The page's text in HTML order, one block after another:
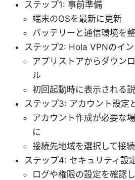
ステップ1: 事前準備
端末のOSを最新に更新
バッテリーと通信環境を
ステップ2: Hola VPNのイ
アプリストアからダウン
ル
初回起動時に表示される
ステップ3: アカウント設定
アカウント作成が必要な
に
接続先地域を選択して接続
ステップ4: セキュリティ設
ログや権限の設定を確認